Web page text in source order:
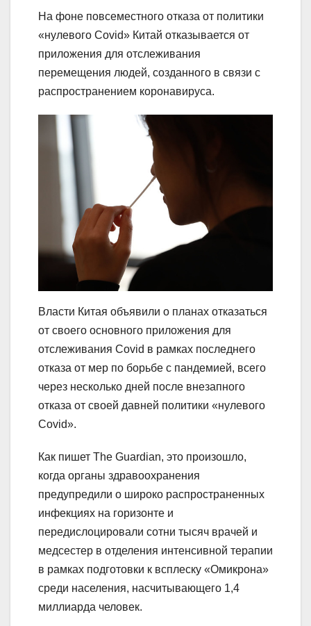
На фоне повсеместного отказа от политики
«нулевого Covid» Китай отказывается от
приложения для отслеживания
перемещения людей, созданного в связи с
распространением коронавируса.
Власти Китая объявили о планах отказаться
от своего основного приложения для
отслеживания Covid в рамках последнего
отказа от мер по борьбе с пандемией, всего
через несколько дней после внезапного
отказа от своей давней политики «нулевого
Covid».
Как пишет The Guardian, это произошло,
когда органы здравоохранения
предупредили о широко распространенных
инфекциях на горизонте и
передислоцировали сотни тысяч врачей и
медсестер в отделения интенсивной терапии
в рамках подготовки к всплеску «Омикрона»
среди населения, насчитывающего 1,4
миллиарда человек.